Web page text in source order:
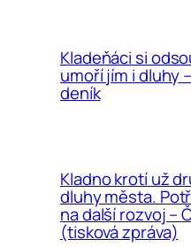
Kladeňáci si
umoří jím i dluhy
deník
Kladno krotí už
dluhy města.
na další rozvoj –
(tisková zpráva)